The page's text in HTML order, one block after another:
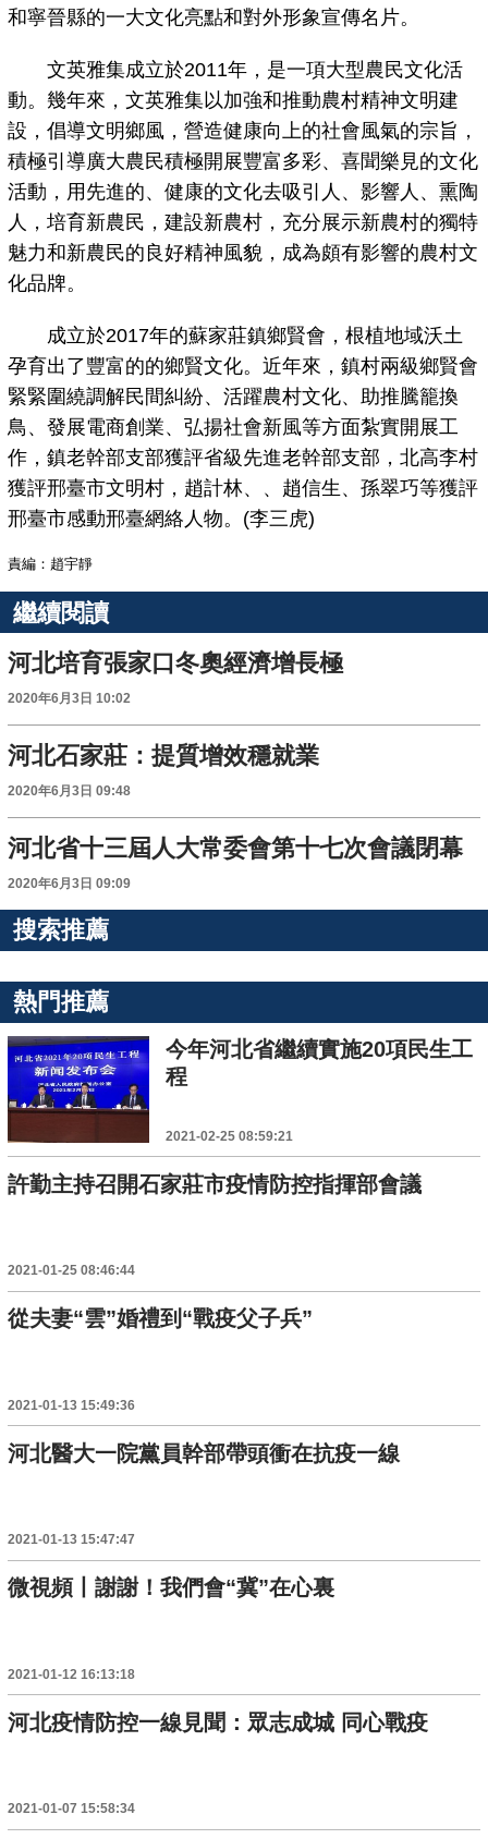
和寧晉縣的一大文化亮點和對外形象宣傳名片。
文英雅集成立於2011年，是一項大型農民文化活
動。幾年來，文英雅集以加強和推動農村精神文明建
設，倡導文明鄉風，營造健康向上的社會風氣的宗旨，
積極引導廣大農民積極開展豐富多彩、喜聞樂見的文化
活動，用先進的、健康的文化去吸引人、影響人、熏陶
人，培育新農民，建設新農村，充分展示新農村的獨特
魅力和新農民的良好精神風貌，成為頗有影響的農村文
化品牌。
成立於2017年的蘇家莊鎮鄉賢會，根植地域沃土
孕育出了豐富的的鄉賢文化。近年來，鎮村兩級鄉賢會
緊緊圍繞調解民間糾紛、活躍農村文化、助推騰籠換
鳥、發展電商創業、弘揚社會新風等方面紮實開展工
作，鎮老幹部支部獲評省級先進老幹部支部，北高李村
獲評邢臺市文明村，趙計林、、趙信生、孫翠巧等獲評
邢臺市感動邢臺網絡人物。(李三虎)
責編：趙宇靜
繼續閱讀
河北培育張家口冬奧經濟增長極
2020年6月3日 10:02
河北石家莊：提質增效穩就業
2020年6月3日 09:48
河北省十三屆人大常委會第十七次會議閉幕
2020年6月3日 09:09
搜索推薦
熱門推薦
今年河北省繼續實施20項民生工
程
2021-02-25 08:59:21
許勤主持召開石家莊市疫情防控指揮部會議
2021-01-25 08:46:44
從夫妻“雲”婚禮到“戰疫父子兵”
2021-01-13 15:49:36
河北醫大一院黨員幹部帶頭衝在抗疫一線
2021-01-13 15:47:47
微視頻丨謝謝！我們會“冀”在心裏
2021-01-12 16:13:18
河北疫情防控一線見聞：眾志成城 同心戰疫
2021-01-07 15:58:34